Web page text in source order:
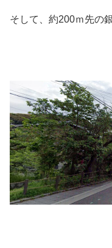
そして、約200ｍ先の